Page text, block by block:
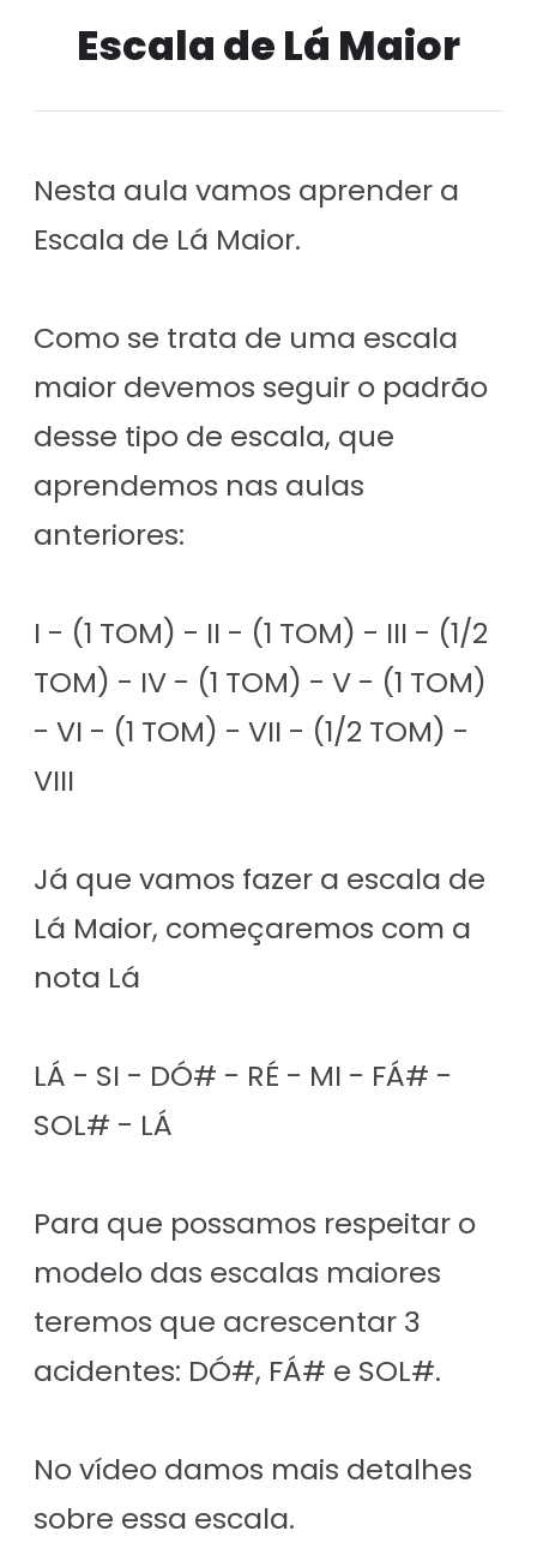
Escala de Lá Maior
Nesta aula vamos aprender a
Escala de Lá Maior.
Como se trata de uma escala
maior devemos seguir o padrão
desse tipo de escala, que
aprendemos nas aulas
anteriores:
I - (1 TOM) - II - (1 TOM) - III - (1/2
TOM) - IV - (1 TOM) - V - (1 TOM)
- VI - (1 TOM) - VII - (1/2 TOM) -
VIII
Já que vamos fazer a escala de
Lá Maior, começaremos com a
nota Lá
LÁ - SI - DÓ# - RÉ - MI - FÁ# -
SOL# - LÁ
Para que possamos respeitar o
modelo das escalas maiores
teremos que acrescentar 3
acidentes: DÓ#, FÁ# e SOL#.
No vídeo damos mais detalhes
sobre essa escala.